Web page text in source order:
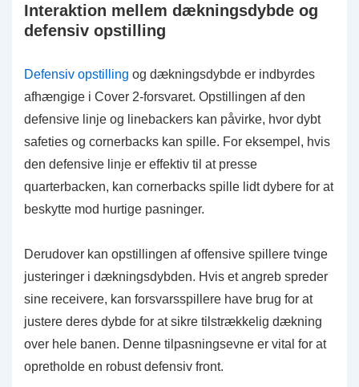
Interaktion mellem dækningsdybde og
defensiv opstilling
Defensiv opstilling og dækningsdybde er indbyrdes
afhængige i Cover 2-forsvaret. Opstillingen af den
defensive linje og linebackers kan påvirke, hvor dybt
safeties og cornerbacks kan spille. For eksempel, hvis
den defensive linje er effektiv til at presse
quarterbacken, kan cornerbacks spille lidt dybere for at
beskytte mod hurtige pasninger.
Derudover kan opstillingen af offensive spillere tvinge
justeringer i dækningsdybden. Hvis et angreb spreder
sine receivere, kan forsvarsspillere have brug for at
justere deres dybde for at sikre tilstrækkelig dækning
over hele banen. Denne tilpasningsevne er vital for at
opretholde en robust defensiv front.